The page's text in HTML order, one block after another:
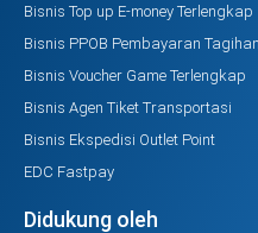
Bisnis Top up E-money Terlengkap
Bisnis PPOB Pembayaran Tagihan
Bisnis Voucher Game Terlengkap
Bisnis Agen Tiket Transportasi
Bisnis Ekspedisi Outlet Point
EDC Fastpay
Didukung oleh